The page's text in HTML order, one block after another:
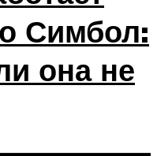
Симбол:
она не